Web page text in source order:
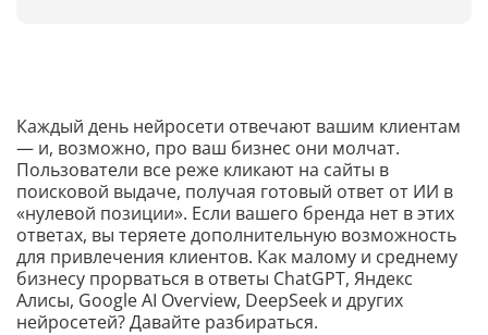
Каждый день нейросети отвечают вашим клиентам
— и, возможно, про ваш бизнес они молчат.
Пользователи все реже кликают на сайты в
поисковой выдаче, получая готовый ответ от ИИ в
«нулевой позиции». Если вашего бренда нет в этих
ответах, вы теряете дополнительную возможность
для привлечения клиентов. Как малому и среднему
бизнесу прорваться в ответы ChatGPT, Яндекс
Алисы, Google AI Overview, DeepSeek и других
нейросетей? Давайте разбираться.